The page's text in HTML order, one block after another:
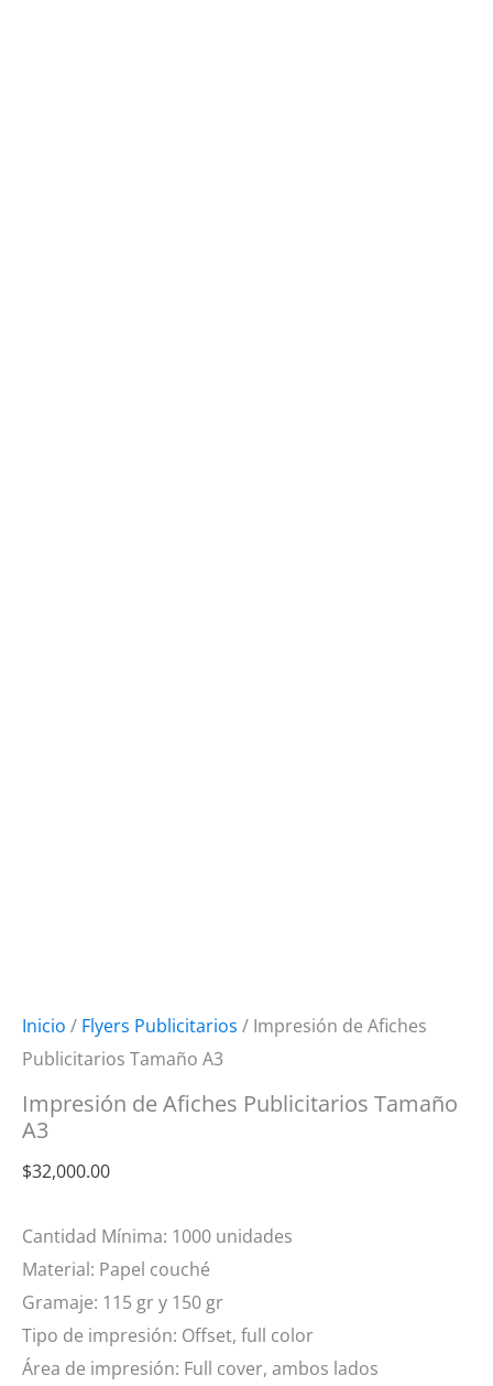
Inicio / Flyers Publicitarios / Impresión de Afiches
Publicitarios Tamaño A3
Impresión de Afiches Publicitarios Tamaño
A3
$32,000.00
Cantidad Mínima: 1000 unidades
Material: Papel couché
Gramaje: 115 gr y 150 gr
Tipo de impresión: Offset, full color
Área de impresión: Full cover, ambos lados